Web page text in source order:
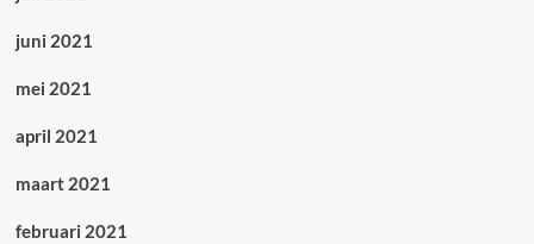
juni 2021
mei 2021
april 2021
maart 2021
februari 2021